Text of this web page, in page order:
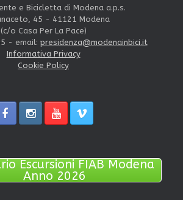
e Bicicletta di Modena a.p.s.
45 - 41121 Modena
(c/o Casa Per La Pace)
- email: presidenza@modenainbici.it
Informativa Privacy
Cookie Policy
Escursioni FIAB Modena
Anno 2026